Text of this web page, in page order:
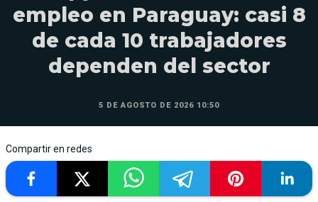
empleo en Paraguay: casi 8
de cada 10 trabajadores
dependen del sector
5 DE AGOSTO DE 2026 10:50
Compartir en redes